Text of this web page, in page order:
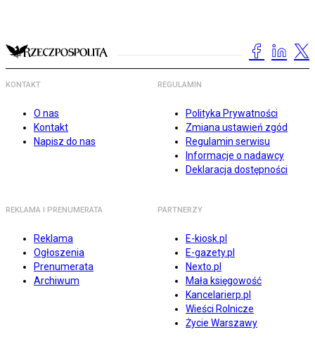
KONTAKT
O nas
Kontakt
Napisz do nas
REGULAMIN
Polityka Prywatności
Zmiana ustawień zgód
Regulamin serwisu
Informacje o nadawcy
Deklaracja dostępności
REKLAMA I PRENUMERATA
Reklama
Ogłoszenia
Prenumerata
Archiwum
PARTNERZY
E-kiosk.pl
E-gazety.pl
Nexto.pl
Mała księgowość
Kancelarierp.pl
Wieści Rolnicze
Życie Warszawy